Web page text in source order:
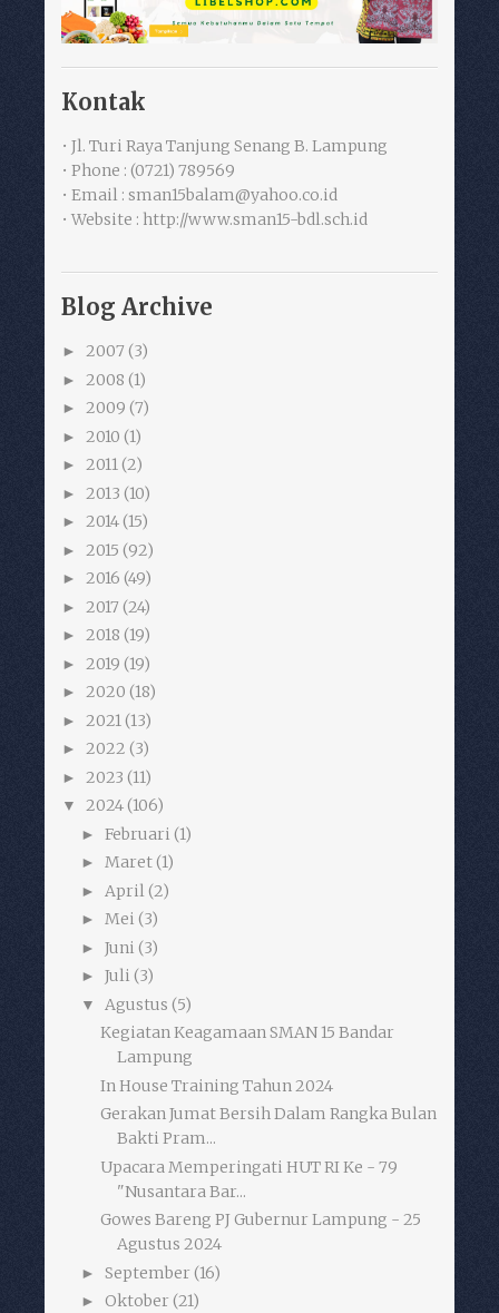
Kontak
• Jl. Turi Raya Tanjung Senang B. Lampung
• Phone : (0721) 789569
• Email : sman15balam@yahoo.co.id
• Website : http://www.sman15-bdl.sch.id
Blog Archive
► 2007 (3)
► 2008 (1)
► 2009 (7)
► 2010 (1)
► 2011(2)
► 2013 (10)
► 2014(15)
► 2015 (92)
► 2016 (49)
► 2017 (24)
► 2018 (19)
► 2019 (19)
► 2020 (18)
► 2021 (13)
► 2022 (3)
► 2023 (11)
▼ 2024(106)
► Februari (1)
► Maret(1)
► April (2)
► Mei (3)
► Juni (3)
► Juli (3)
▼ Agustus (5)
Kegiatan Keagamaan SMAN 15 Bandar
Lampung
In House Training Tahun 2024
Gerakan Jumat Bersih Dalam Rangka Bulan
Bakti Pram...
Upacara Memperingati HUT RI Ke - 79
"Nusantara Bar...
Gowes Bareng PJ Gubernur Lampung - 25
Agustus 2024
► September (16)
► Oktober (21)